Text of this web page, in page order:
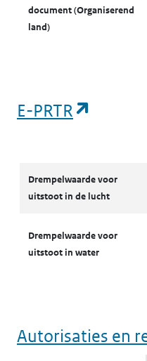
document (Organiserend
land)
E-PRTR
Drempelwaarde voor
uitstoot in de lucht
Drempelwaarde voor
uitstoot in water
Autorisaties en